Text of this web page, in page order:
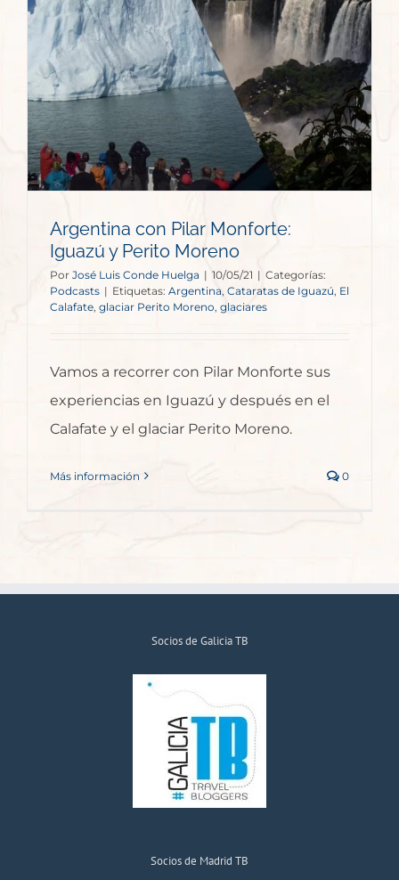
Argentina con Pilar Monforte:
Iguazú y Perito Moreno
Por José Luis Conde Huelga | 10/05/21 | Categorías:
Podcasts | Etiquetas: Argentina, Cataratas de Iguazú El
Calafate, glaciar Perito Moreno, glaciares
Vamos a recorrer con Pilar Monforte sus
experiencias en Iguazú y después en el
Calafate y el glaciar Perito Moreno.
Más información 0
Socios de Galicia TB
Socios de Madrid TB